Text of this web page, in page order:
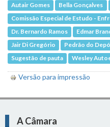
Autair Gomes Bella Gonçalves
Comissão Especial de Estudo -
Dr. Bernardo Ramos
Edmar
Jair Di Gregório
Pedrão do
Sugestão de pauta
Wesley
Versão para impressão
A Câmara